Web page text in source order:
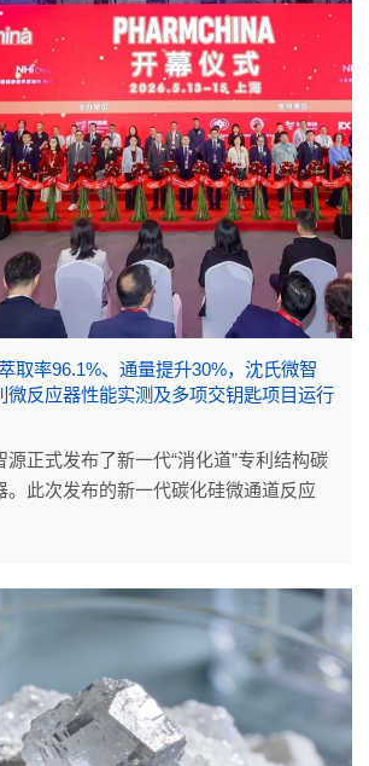
取率96.1%、通量提升30%，沈氏微智
微反应器性能实测及多项交钥匙项目运行
正式发布了新一代“消化道”专利结构碳
。此次发布的新一代碳化硅微通道反应
材料配方与焊接工艺的系统迭代。